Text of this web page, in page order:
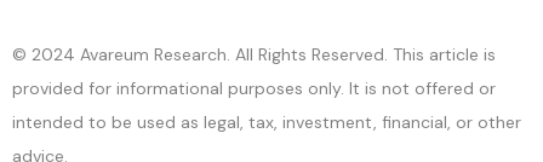
© 2024 Avareum Research. All Rights Reserved. This article is
provided for informational purposes only. It is not offered or
intended to be used as legal, tax, investment, financial, or other
advice.